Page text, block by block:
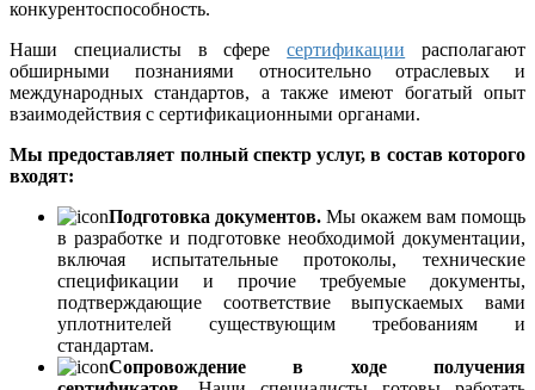
конкурентоспособность.
Наши специалисты в сфересертификации располагают
обширными познаниями относительно отраслевых и
международных стандартов, а также имеют богатый опыт
взаимодействия с сертификационными органами.
Мы предоставляет полный спектр услуг, в состав которого
входят:
Подготовка документов. Мы окажем вам помощь
в разработке и подготовке необходимой документации,
включая испытательные протоколы, технические
спецификации и прочие требуемые документы,
подтверждающие соответствие выпускаемых вами
уплотнителей существующим требованиям и
стандартам.
Сопровождение в ходе получения